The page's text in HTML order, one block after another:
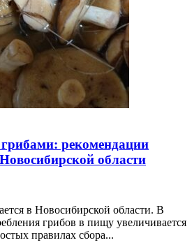
рекомендации
области
в Новосибирской области. В
грибов в пищу увеличивается
правилах сбора...